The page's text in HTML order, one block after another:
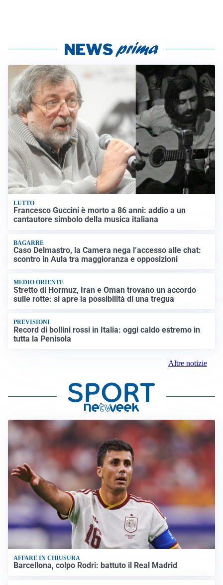
LUTTO
Francesco Guccini è morto a 86 anni: addio a un
cantautore simbolo della musica italiana
BAGARRE
Caso Delmastro, la Camera nega l’accesso alle chat:
scontro in Aula tra maggioranza e opposizioni
MEDIO ORIENTE
Stretto di Hormuz, Iran e Oman trovano un accordo
sulle rotte: si apre la possibilità di una tregua
PREVISIONI
Record di bollini rossi in Italia: oggi caldo estremo in
tutta la Penisola
Altre notizie
AFFARE IN CHIUSURA
Barcellona, colpo Rodri: battuto il Real Madrid